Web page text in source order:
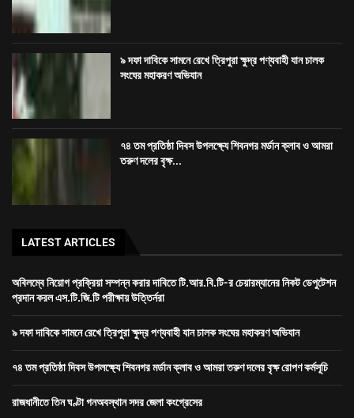
৯ দফা দাবিকে সামনে রেখে ত্রিপুরা ক্ষুদ্র পণ্যবাহী যান চালক
সংঘের মহাকরণ অভিযান
৭৪ তম প্রতিষ্ঠা দিবস উপলক্ষ্যে শিবনগর মর্ডান ক্লাব ও আমরা
তরুণ দলের বৃক্ষ...
LATEST ARTICLES
অবিলম্বে নিয়োগ প্রক্রিয়া সম্পন্ন করার দাবিতে টি.আর.বি.টি-র চেয়ারম্যানের নিকট ডেপুটেশন
প্রদান করল এস.টি.জি.টি পরীক্ষায় উত্তির্নরা
৯ দফা দাবিকে সামনে রেখে ত্রিপুরা ক্ষুদ্র পণ্যবাহী যান চালক সংঘের মহাকরণ অভিযান
৭৪ তম প্রতিষ্ঠা দিবস উপলক্ষ্যে শিবনগর মর্ডান ক্লাব ও আমরা তরুণ দলের বৃক্ষ রোপণ কর্মসূচি
রাজধানীতে তিন ঘণ্টা গনঅবস্থান সদর জেলা কংগ্রেসের